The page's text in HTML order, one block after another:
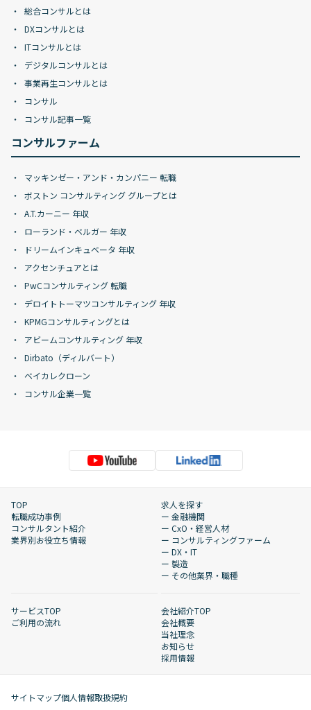
総合コンサルとは
DXコンサルとは
ITコンサルとは
デジタルコンサルとは
事業再生コンサルとは
コンサル
コンサル記事一覧
コンサルファーム
マッキンゼー・アンド・カンパニー 転職
ボストン コンサルティング グループとは
A.T.カーニー 年収
ローランド・ベルガー 年収
ドリームインキュベータ 年収
アクセンチュアとは
PwCコンサルティング 転職
デロイトトーマツコンサルティング 年収
KPMGコンサルティングとは
アビームコンサルティング 年収
Dirbato（ディルバート）
ベイカレクローン
コンサル企業一覧
TOP
転職成功事例
コンサルタント紹介
業界別お役立ち情報
求人を探す
ー 金融機関
ー CxO・経営人材
ー コンサルティングファーム
ー DX・IT
ー 製造
ー その他業界・職種
サービスTOP
ご利用の流れ
会社紹介TOP
会社概要
当社理念
お知らせ
採用情報
サイトマップ個人情報取扱規約